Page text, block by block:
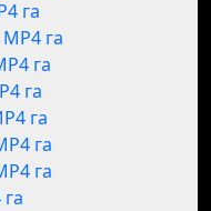
га
га
га
га
га
га
га